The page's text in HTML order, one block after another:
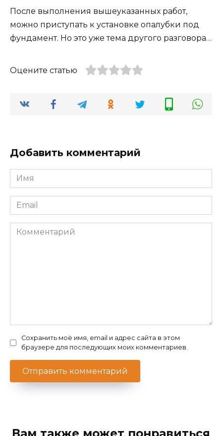
После выполнения вышеуказанных работ,
можно приступать к установке опалубки под
фундамент. Но это уже тема другого разговора…
Оцените статью
Добавить комментарий
Имя
*
Email
*
Комментарий
Сохранить моё имя, email и адрес сайта в этом
браузере для последующих моих комментариев.